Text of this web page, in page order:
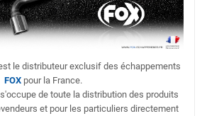
le distributeur exclusif des échappements
FOX pour la France.
de toute la distribution des produits
et pour les particuliers directement